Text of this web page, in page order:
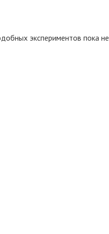
экспериментов пока